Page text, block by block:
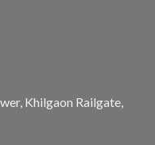
Khilgaon Railgate,